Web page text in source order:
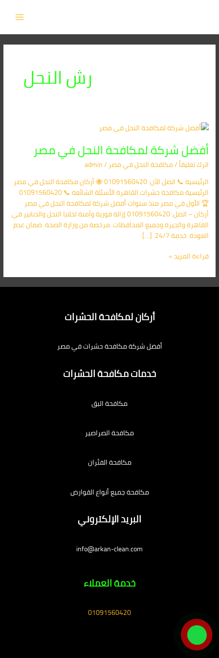
رش النحل
أفضل شركة لمكافحة النحل في مصر
اترك تعليقاً/مكافحة النحل في مصر/
admin
الرئيسية 📞 اتصل الآن: 01091560420 🐝 أركان مكافحة النحل في مصر
الرئيسية مكافحة حشرات القاهرة الأسئلة الشائعة 📞 01091560420
🏆 الأول في مصر منذ سنوات أفضل شركة لمكافحة النحل في مصر
أركان – اتصل: 01091560420 إزالة فورية وآمنة لخلايا النحل والدبابير في
القاهرة والجيزة وجميع المحافظات. مرخصة من وزارة الصحة. ضمان عدم
العودة. خدمة 24/7. […]
أفضل
لمكافحة
النحل
في
مصر
قراءة المزيد »
أركان لمكافحة الحشرات
أفضل شركة مكافحة حشرات في مصر
خدمات مكافحة الحشرات
مكافحة البق
مكافحة الصراصير
مكافحة الفئران
مكافحة جميع أنواع القوارض
البريد الإلكتروني
info@arkan-clean.com
خدمة العملاء
01091560420